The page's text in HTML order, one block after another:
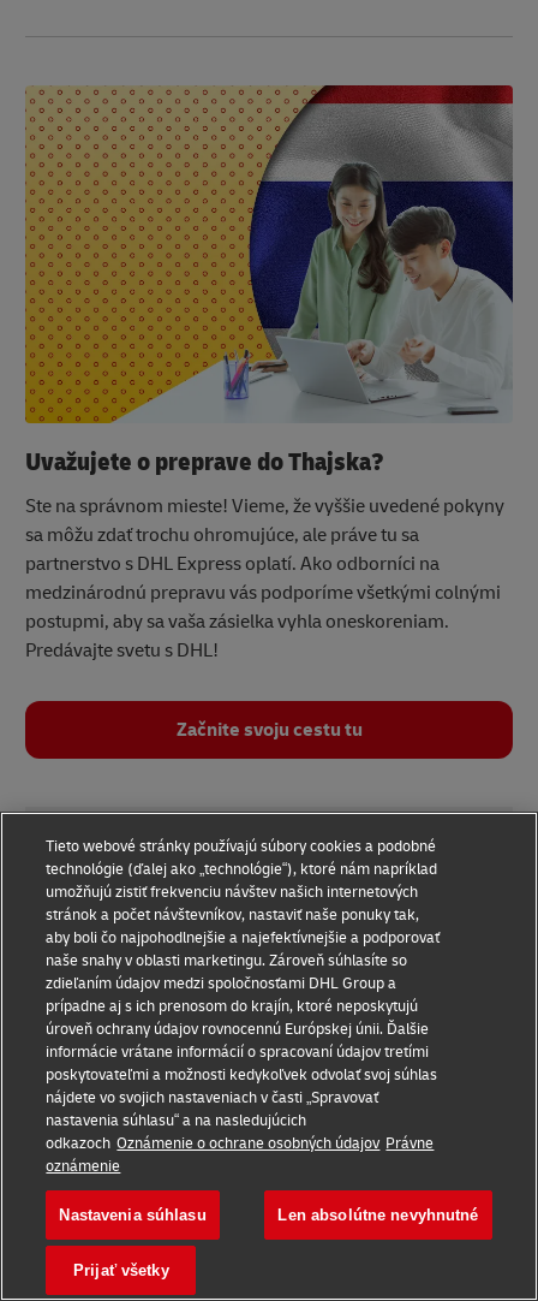
Uvažujete o preprave do Thajska?
Ste na správnom mieste! Vieme, že vyššie uvedené pokyny
sa môžu zdať trochu ohromujúce, ale práve tu sa
partnerstvo s DHL Express oplatí. Ako odborníci na
medzinárodnú prepravu vás podporíme všetkými colnými
postupmi, aby sa vaša zásielka vyhla oneskoreniam.
Predávajte svetu s DHL!
Začnite svoju cestu tu
REFERENCIE
1 –Správa medzinárodného obchodu, 2024
2 –Statista, 2024
3 –Správa medzinárodného obchodu, 2024
4 –J. P. Morgan, 2021
5 –Britannica, 2023
6 –Podobný web, 2024
7, 8, 9, 10 –Správa We Are Social & Meltwater,
2024
Zostaňte v obraze!
Prihláste sa na odber nášho bulletinu a buďte
prvý, kto dostane exkluzívne aktualizácie,
vzrušujúce ponuky a zasvätené informácie
Tieto webové stránky používajú súbory cookies a podobné
technológie (ďalej ako „technológie“), ktoré nám napríklad
umožňujú zistiť frekvenciu návštev našich internetových
stránok a počet návštevníkov, nastaviť naše ponuky tak,
aby boli čo najpohodlnejšie a najefektívnejšie a podporovať
naše snahy v oblasti marketingu. Zároveň súhlasíte so
zdieľaním údajov medzi spoločnosťami DHL Group a
prípadne aj s ich prenosom do krajín, ktoré neposkytujú
úroveň ochrany údajov rovnocennú Európskej únii. Ďalšie
informácie vrátane informácií o spracovaní údajov tretími
poskytovateľmi a možnosti kedykoľvek odvolať svoj súhlas
nájdete vo svojich nastaveniach v časti „Spravovať
nastavenia súhlasu“ a na nasledujúcich
odkazoch Oznámenie o ochrane osobných údajov Právne
oznámenie
Nastavenia súhlasu Len absolútne nevyhnutné
Prijať všetky